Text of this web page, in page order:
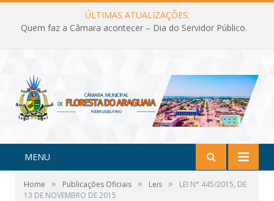
ÚLTIMAS ATUALIZAÇÕES:
Quem faz a Câmara acontecer – Dia do Servidor Público.
MENU
Home » Publicações Oficiais » Leis »
LEI N° 445/2015, DE
13 DE NOVEMBRO DE 2015